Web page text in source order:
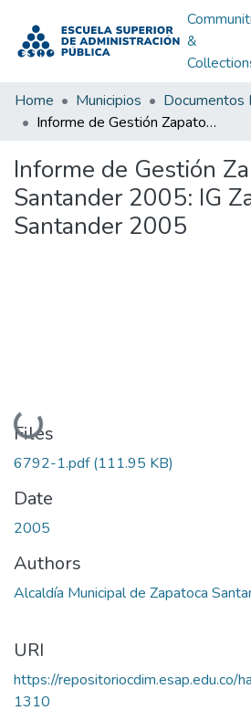
&
Home Municipios
Documentos
Informe de Gestión Zapatoca Santander 2005: IG Zapatoca Santander 2005
Informe de Gestión
Santander 2005: IG
Santander 2005
Loading...
Files
6792-1.pdf(111.95 KB)
Date
2005
Authors
Alcaldía Municipal de Zapatoca
URI
https://
1310